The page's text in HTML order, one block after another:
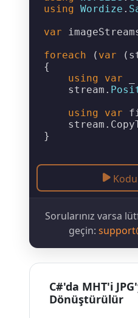
using Wordize .
var
foreach ( var
{
using
var _
    stream.
using
var
    stream.
Kodu
Sorularınız varsa
geçin:
C#'da MHT'i
Dönüştürülür